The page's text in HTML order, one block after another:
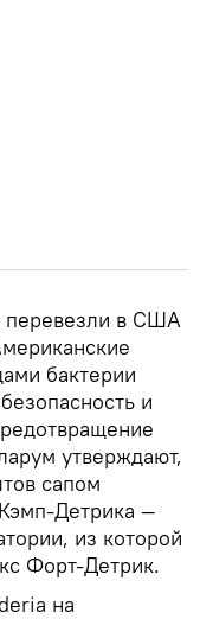
перевезли в США
бактерии
и
утверждают,
сапом
Детрика —
из которой
Форт-Детрик.
на